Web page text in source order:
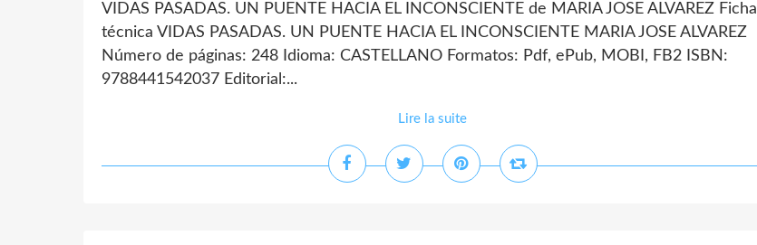
VIDAS PASADAS. UN PUENTE HACIA EL INCONSCIENTE de MARIA JOSE ALVAREZ Ficha
técnica VIDAS PASADAS. UN PUENTE HACIA EL INCONSCIENTE MARIA JOSE ALVAREZ
Número de páginas: 248 Idioma: CASTELLANO Formatos: Pdf, ePub, MOBI, FB2 ISBN:
9788441542037 Editorial:...
Lire la suite